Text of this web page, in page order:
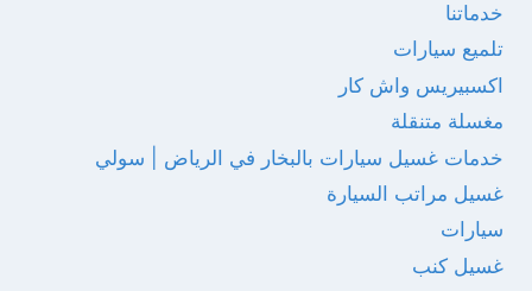
خدماتنا
تلميع سيارات
اكسبيريس واش كار
مغسلة متنقلة
خدمات غسيل سيارات بالبخار في الرياض | سولي
غسيل مراتب السيارة
سيارات
غسيل كنب